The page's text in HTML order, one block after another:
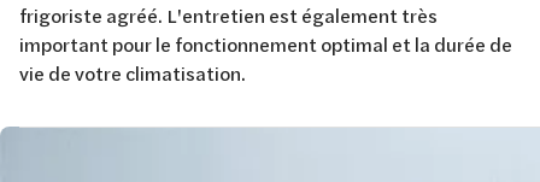
frigoriste agréé. L'entretien est également très
important pour le fonctionnement optimal et la durée de
vie de votre climatisation.
Image